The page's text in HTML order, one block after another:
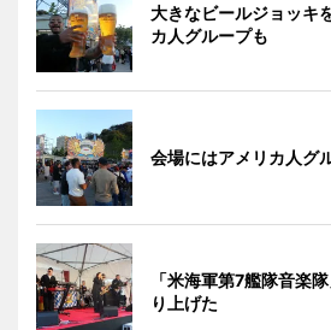
大きなビールジョッキ
カ人グループも
会場にはアメリカ人グ
「米海軍第7艦隊音楽
り上げた